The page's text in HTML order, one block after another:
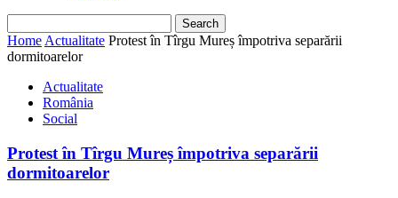
Home Actualitate Protest în Tîrgu Mureș împotriva separării
dormitoarelor
Actualitate
România
Social
Protest în Tîrgu Mureș împotriva separării
dormitoarelor